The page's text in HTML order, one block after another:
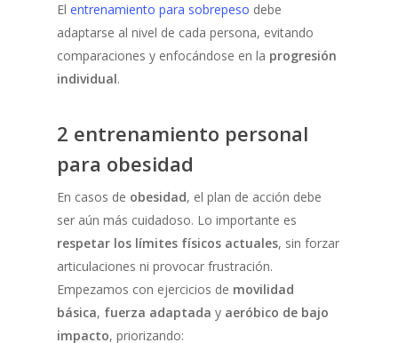
Elentrenamiento para sobrepeso debe
adaptarse al nivel de cada persona, evitando
comparaciones y enfocándose en la progresión
individual.
2 entrenamiento personal
para obesidad
En casos de obesidad, el plan de acción debe
ser aún más cuidadoso. Lo importante es
respetar los límites físicos actuales, sin forzar
articulaciones ni provocar frustración.
Empezamos con ejercicios de movilidad
básica, fuerza adaptada y aeróbico de bajo
impacto, priorizando: